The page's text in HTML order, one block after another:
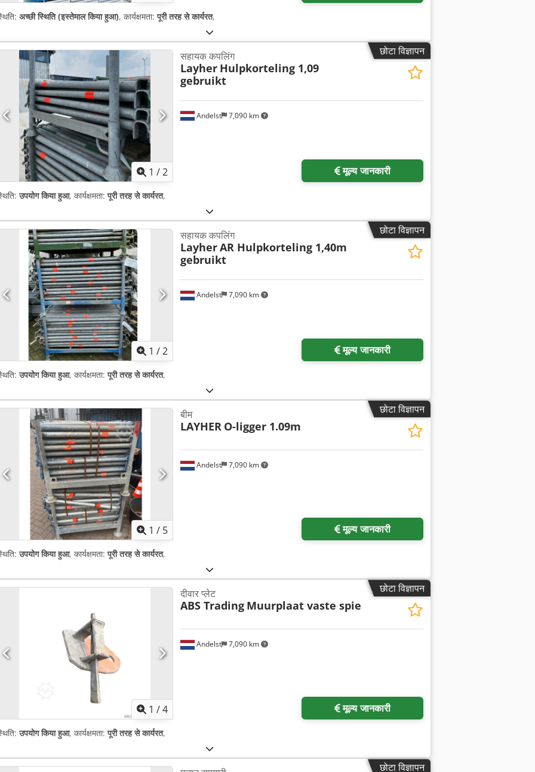
अच्छी स्थिति (इस्तेमाल किया हुआ), कार्यक्षमता:पूरी तरह से कार्यरत,
छोटा विज्ञापन
1 /2
Andelst 7,090 km
सहायक कपलिंग
Layher Hulpkorteling 1,09
gebruikt
मूल्य जानकारी
उपयोग किया हुआ, कार्यक्षमता:पूरी तरह से कार्यरत,
छोटा विज्ञापन
1 /2
Andelst 7,090 km
सहायक कपलिंग
LayherAR Hulpkorteling 1,40m
gebruikt
मूल्य जानकारी
उपयोग किया हुआ, कार्यक्षमता:पूरी तरह से कार्यरत,
छोटा विज्ञापन
1 / 5
Andelst 7,090 km
बीम
LAYHER O-ligger 1.09m
मूल्य जानकारी
उपयोग किया हुआ, कार्यक्षमता:पूरी तरह से कार्यरत,
छोटा विज्ञापन
1 /4
Andelst 7,090 km
दीवार प्लेट
ABS Trading Muurplaat vaste spie
मूल्य जानकारी
उपयोग किया हुआ, कार्यक्षमता:पूरी तरह से कार्यरत,
छोटा विज्ञापन